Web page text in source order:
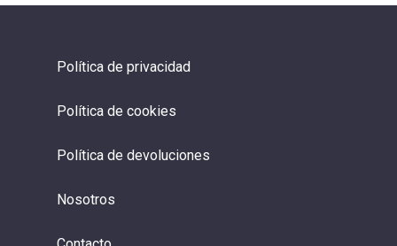
Política de privacidad
Política de cookies
Política de devoluciones
Nosotros